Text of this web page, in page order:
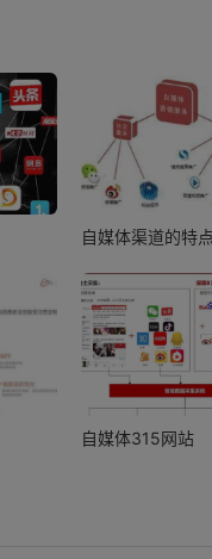
自媒体渠道的特点
自媒体315网站